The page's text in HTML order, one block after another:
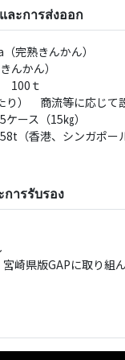
ะการส่งออก
完熟きんかん）
かん）
100ｔ
り） 商流等に応じて
ース（15㎏）
（⾹港、シンガポー
ารรับรอง
崎県版GAPに取り組